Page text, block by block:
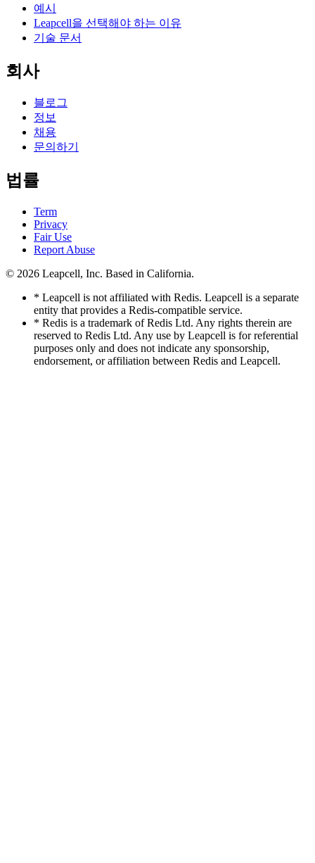
예시
Leapcell을 선택해야 하는 이유
기술 문서
회사
블로그
정보
채용
문의하기
법률
Term
Privacy
Fair Use
Report Abuse
© 2026 Leapcell, Inc. Based in California.
* Leapcell is not affiliated with Redis. Leapcell is a separate
entity that provides a Redis-compatible service.
* Redis is a trademark of Redis Ltd. Any rights therein are
reserved to Redis Ltd. Any use by Leapcell is for referential
purposes only and does not indicate any sponsorship,
endorsement, or affiliation between Redis and Leapcell.